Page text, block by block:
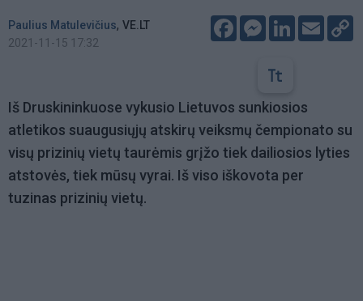
Paulius Matulevičius, VE.LT
2021-11-15 17:32
FacebookMessenger
LinkedIn
Email
Iš Druskininkuose vykusio Lietuvos sunkiosios
atletikos suaugusiųjų atskirų veiksmų čempionato su
visų prizinių vietų taurėmis grįžo tiek dailiosios lyties
atstovės, tiek mūsų vyrai. Iš viso iškovota per
tuzinas prizinių vietų.